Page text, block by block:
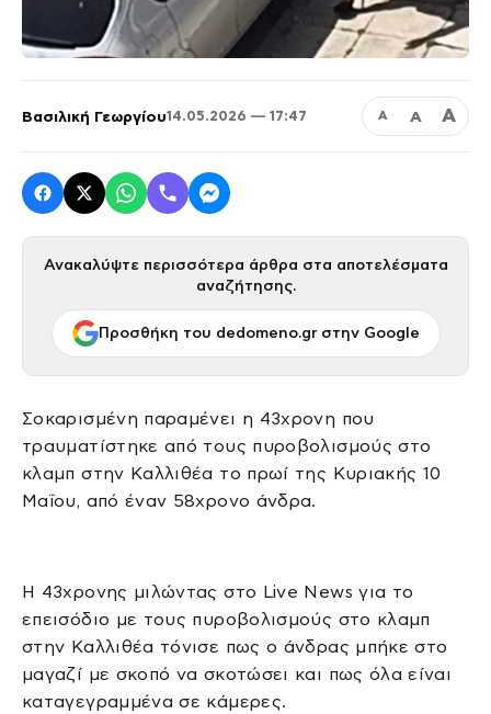
Βασιλική Γεωργίου14.05.2026 — 17:47 Α Α Α
Ανακαλύψτε περισσότερα άρθρα στα αποτελέσματα
αναζήτησης.
Προσθήκη του dedomeno.gr στην Google
Σοκαρισμένη παραμένει η 43χρονη που
τραυματίστηκε από τους πυροβολισμούς στο
κλαμπ στην Καλλιθέα το πρωί της Κυριακής 10
Μαΐου, από έναν 58χρονο άνδρα.
Η 43χρονης μιλώντας στο Live News για το
επεισόδιο με τους πυροβολισμούς στο κλαμπ
στην Καλλιθέα τόνισε πως ο άνδρας μπήκε στο
μαγαζί με σκοπό να σκοτώσει και πως όλα είναι
καταγεγραμμένα σε κάμερες.